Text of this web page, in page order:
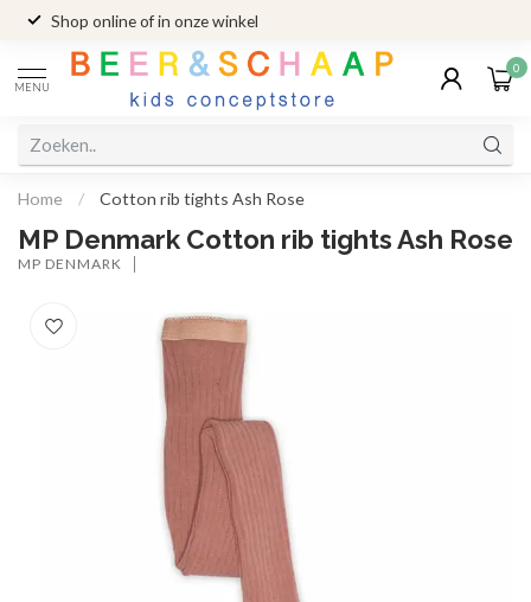
Shop online of in onze winkel
MENU
0
Home / Cotton rib tights Ash Rose
MP Denmark Cotton rib tights Ash Rose
MP DENMARK